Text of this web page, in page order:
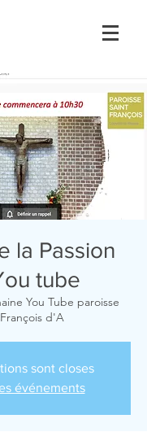
la Passion
tube
You Tube paroisse
d'A
sont closes
événements